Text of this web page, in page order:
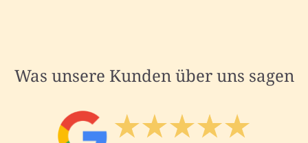
Was unsere Kunden über uns sagen